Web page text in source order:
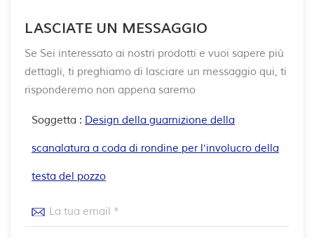
LASCIATE UN MESSAGGIO
Se Sei interessato ai nostri prodotti e vuoi sapere più
dettagli, ti preghiamo di lasciare un messaggio qui, ti
risponderemo non appena saremo
Soggetta : Design della guarnizione della
scanalatura a coda di rondine per l'involucro della
testa del pozzo